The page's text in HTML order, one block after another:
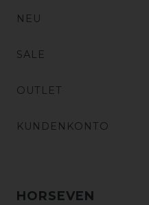
NEU
SALE
OUTLET
KUNDENKONTO
HORSEVEN